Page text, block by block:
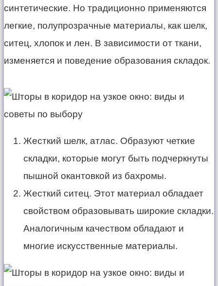
синтетические. Но традиционно применяются
легкие, полупрозрачные материалы, как шелк,
ситец, хлопок и лен. В зависимости от ткани,
изменяется и поведение образования складок.
Жесткий шелк, атлас. Образуют четкие
складки, которые могут быть подчеркнуты
пышной окантовкой из бахромы.
Жесткий ситец. Этот материал обладает
свойством образовывать широкие складки.
Аналогичным качеством обладают и
многие искусственные материалы.